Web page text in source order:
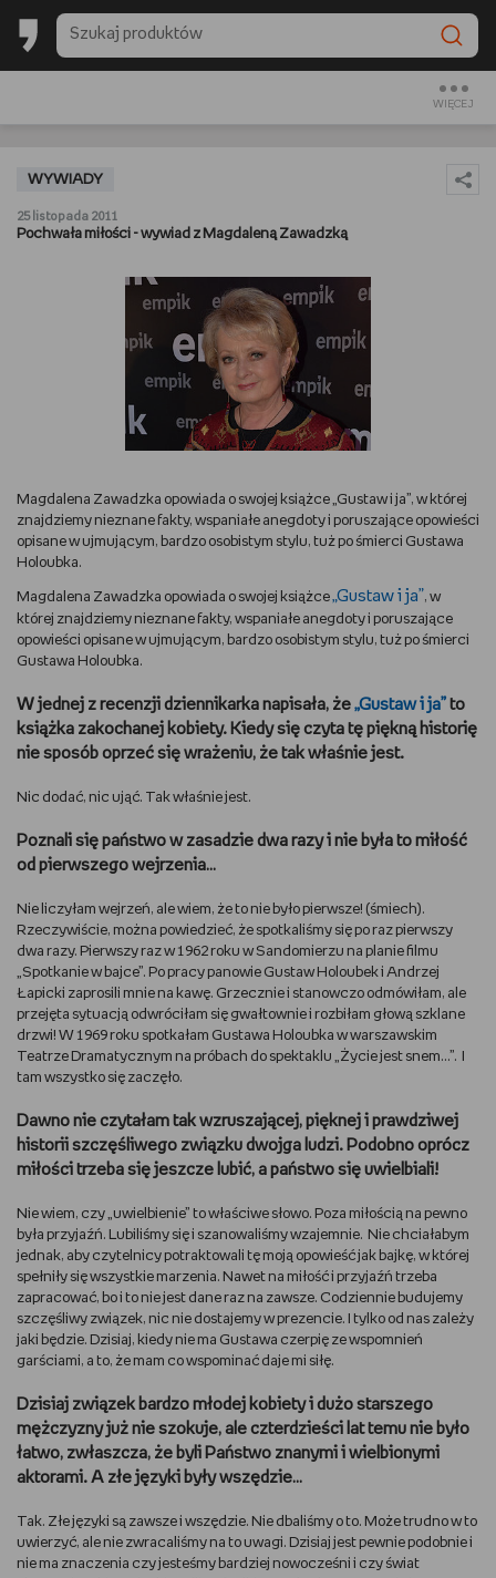
WIĘCEJ
BACK TO SCHOOL
SŁUCHAM
DBAM O URODĘ
TRENUJĘ
URZĄDZAM I DEKORUJĘ
MAM ZWIERZĘTA
PASJE DZIECKA
GRAM
RYSUJĘ
PORADNIKI
WYWIADY
WSZYSTKO O LEGO
REDAKCJA
WYDARZENIA
WYWIADY
25 listopada 2011
Pochwała miłości - wywiad z Magdaleną Zawadzką
Magdalena Zawadzka opowiada o swojej książce „Gustaw i ja”, w której
znajdziemy nieznane fakty, wspaniałe anegdoty i poruszające opowieści
opisane w ujmującym, bardzo osobistym stylu, tuż po śmierci Gustawa
Holoubka.
Magdalena Zawadzka opowiada o swojej książce„Gustaw i ja”, w
której znajdziemy nieznane fakty, wspaniałe anegdoty i poruszające
opowieści opisane w ujmującym, bardzo osobistym stylu, tuż po śmierci
Gustawa Holoubka.
W jednej z recenzji dziennikarka napisała, że „Gustaw i ja” to
książka zakochanej kobiety. Kiedy się czyta tę piękną historię
nie sposób oprzeć się wrażeniu, że tak właśnie jest.
Nic dodać, nic ująć. Tak właśnie jest.
Poznali się państwo w zasadzie dwa razy i nie była to miłość
od pierwszego wejrzenia…
Nie liczyłam wejrzeń, ale wiem, że to nie było pierwsze! (śmiech).
Rzeczywiście, można powiedzieć, że spotkaliśmy się po raz pierwszy
dwa razy. Pierwszy raz w 1962 roku w Sandomierzu na planie filmu
„Spotkanie w bajce”. Po pracy panowie Gustaw Holoubek i Andrzej
Łapicki zaprosili mnie na kawę. Grzecznie i stanowczo odmówiłam, ale
przejęta sytuacją odwróciłam się gwałtownie i rozbiłam głową szklane
drzwi! W 1969 roku spotkałam Gustawa Holoubka w warszawskim
Teatrze Dramatycznym na próbach do spektaklu „Życie jest snem…”. I
tam wszystko się zaczęło.
Dawno nie czytałam tak wzruszającej, pięknej i prawdziwej
historii szczęśliwego związku dwojga ludzi. Podobno oprócz
miłości trzeba się jeszcze lubić, a państwo się uwielbiali!
Nie wiem, czy „uwielbienie” to właściwe słowo. Poza miłością na pewno
była przyjaźń. Lubiliśmy się i szanowaliśmy wzajemnie. Nie chciałabym
jednak, aby czytelnicy potraktowali tę moją opowieść jak bajkę, w której
spełniły się wszystkie marzenia. Nawet na miłość i przyjaźń trzeba
zapracować, bo i to nie jest dane raz na zawsze. Codziennie budujemy
szczęśliwy związek, nic nie dostajemy w prezencie. I tylko od nas zależy
jaki będzie. Dzisiaj, kiedy nie ma Gustawa czerpię ze wspomnień
garściami, a to, że mam co wspominać daje mi siłę.
Dzisiaj związek bardzo młodej kobiety i dużo starszego
mężczyzny już nie szokuje, ale czterdzieści lat temu nie było
łatwo, zwłaszcza, że byli Państwo znanymi i wielbionymi
aktorami. A złe języki były wszędzie…
Tak. Złe języki są zawsze i wszędzie. Nie dbaliśmy o to. Może trudno w to
uwierzyć, ale nie zwracaliśmy na to uwagi. Dzisiaj jest pewnie podobnie i
nie ma znaczenia czy jesteśmy bardziej nowocześni i czy świat